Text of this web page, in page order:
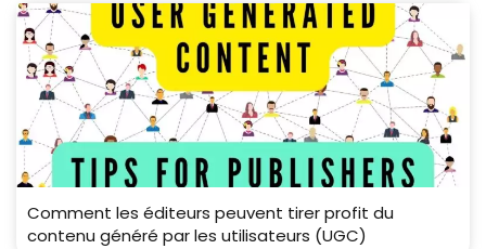
Comment les éditeurs peuvent tirer profit du
contenu généré par les utilisateurs (UGC)